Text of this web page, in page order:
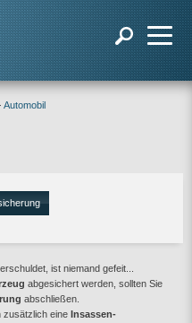
Automobil
ist niemand gefeit...
abgesichert werden, sollten Sie
abschließen.
zusätzlich eine Insassen-